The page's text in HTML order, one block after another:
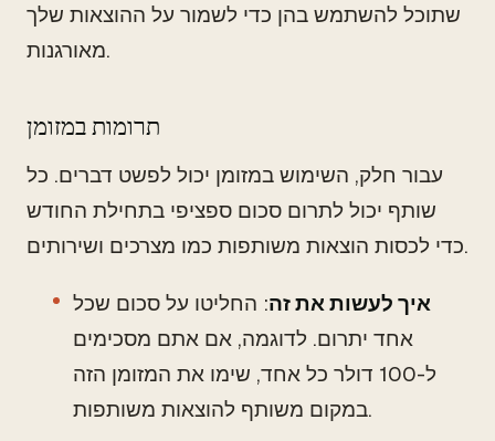
שתוכל להשתמש בהן כדי לשמור על ההוצאות שלך
מאורגנות.
תרומות במזומן
עבור חלק, השימוש במזומן יכול לפשט דברים. כל
שותף יכול לתרום סכום ספציפי בתחילת החודש
כדי לכסות הוצאות משותפות כמו מצרכים ושירותים.
איך לעשות את זה: החליטו על סכום שכל
אחד יתרום. לדוגמה, אם אתם מסכימים
ל-100 דולר כל אחד, שימו את המזומן הזה
במקום משותף להוצאות משותפות.